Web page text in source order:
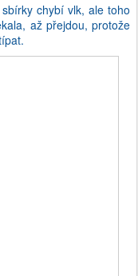
chybí vlk, ale toho
až přejdou, protože